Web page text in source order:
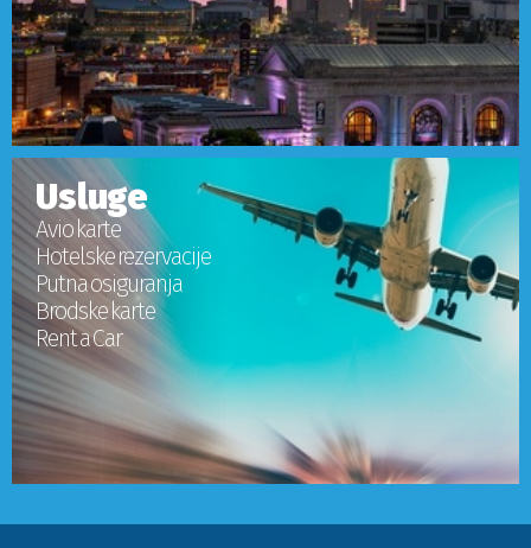
Usluge
Avio karte
Hotelske rezervacije
Putna osiguranja
Brodske karte
Rent a Car